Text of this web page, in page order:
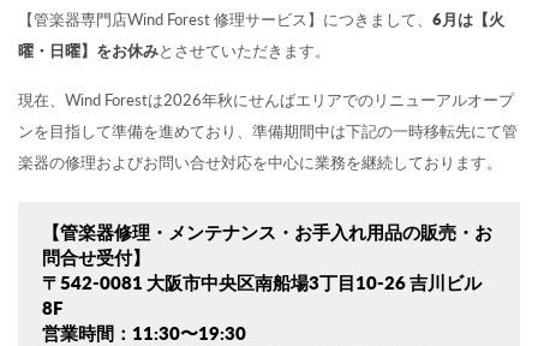
【管楽器専門店Wind Forest 修理サービス】につきまして、 6月は【火
曜・日曜】をお休みとさせていただきます。
現在、Wind Forestは2026年秋にせんばエリアでのリニューアルオープ
ンを目指して準備を進めており、準備期間中は下記の一時移転先にて管
楽器の修理およびお問い合せ対応を中心に業務を継続しております。
【管楽器修理・メンテナンス・お手入れ用品の販売・お
問合せ受付】
〒542-0081 大阪市中央区南船場3丁目10-26 吉川ビル
8F
営業時間：11:30〜19:30